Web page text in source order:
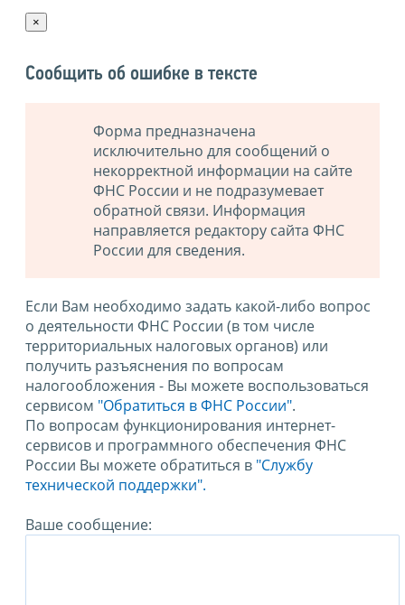
×
Сообщить об ошибке в тексте
Форма предназначена
исключительно для сообщений о
некорректной информации на сайте
ФНС России и не подразумевает
обратной связи. Информация
направляется редактору сайта ФНС
России для сведения.
Если Вам необходимо задать какой-либо вопрос
о деятельности ФНС России (в том числе
территориальных налоговых органов) или
получить разъяснения по вопросам
налогообложения - Вы можете воспользоваться
сервисом "Обратиться в ФНС России".
По вопросам функционирования интернет-
сервисов и программного обеспечения ФНС
России Вы можете обратиться в "Службу
технической поддержки".
Ваше сообщение: